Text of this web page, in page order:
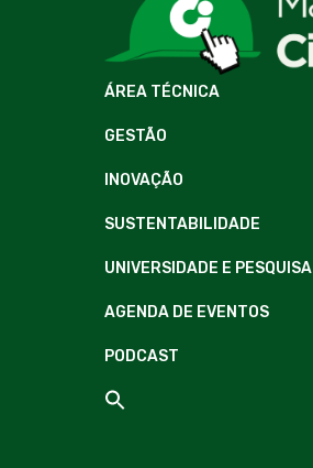
ÁREA TÉCNICA
GESTÃO
INOVAÇÃO
SUSTENTABILIDADE
UNIVERSIDADE E PESQUISA
AGENDA DE EVENTOS
PODCAST